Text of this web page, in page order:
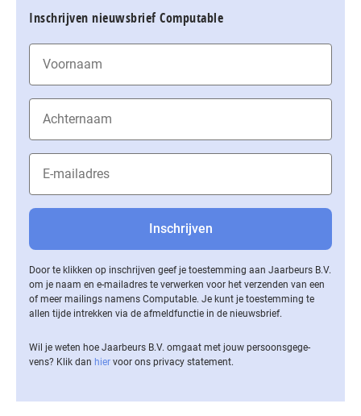
Inschrijven nieuwsbrief Computable
Door te klikken op inschrijven geef je toestemming aan Jaarbeurs B.V.
om je naam en e-mailadres te verwerken voor het verzenden van een
of meer mailings namens Computable. Je kunt je toestemming te
allen tijde intrekken via de af­meld­func­tie in de nieuwsbrief.
Wil je weten hoe Jaarbeurs B.V. omgaat met jouw per­soons­ge­ge­
vens? Klik dan hier voor ons privacy statement.